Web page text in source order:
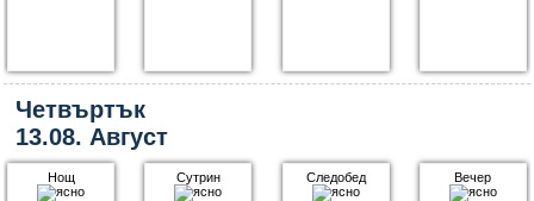
Четвъртък
13.08. Август
Нощ Сутрин Следобед Вечер